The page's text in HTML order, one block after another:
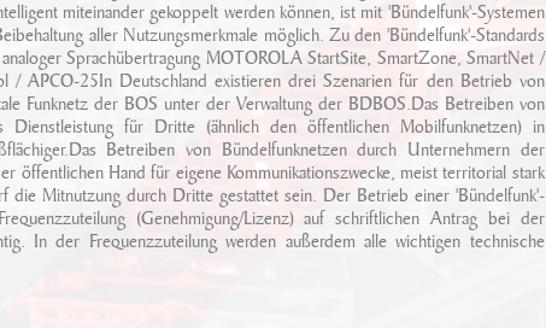
miteinander gekoppelt werden können, ist mit 'Bündelfunk'-Systemen
aller Nutzungsmerkmale möglich. Zu den 'Bündelfunk'-Standards
Sprachübertragung MOTOROLA StartSite, SmartZone, SmartNet /
/ APCO-25In Deutschland existieren drei Szenarien für den Betrieb von
Funknetz der BOS unter der Verwaltung der BDBOS.Das Betreiben von
Dienstleistung für Dritte (ähnlich den öffentlichen Mobilfunknetzen) in
Betreiben von Bündelfunknetzen durch Unternehmern der
öffentlichen Hand für eigene Kommunikationszwecke, meist territorial stark
die Mitnutzung durch Dritte gestattet sein. Der Betrieb einer 'Bündelfunk'-
(Genehmigung/Lizenz) auf schriftlichen Antrag bei der
In der Frequenzzuteilung werden außerdem alle wichtigen technische